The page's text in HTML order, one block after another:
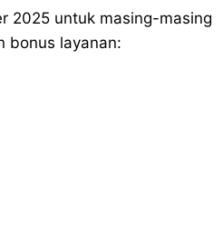
2025 untuk masing-masing
bonus layanan: